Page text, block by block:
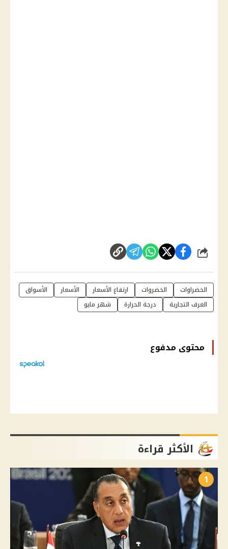
شارك
الخضراوات الخضروات ارتفاع الأسعار الأسعار
الأسواق
الغرف التجارية
درجة الحرارة شهر مايو
محتوى مدفوع
الأكثر قراءة
1